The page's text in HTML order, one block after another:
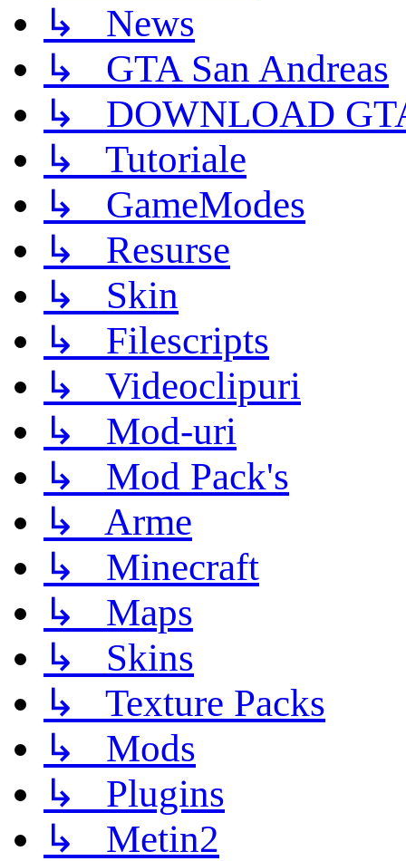
↳ News
↳ GTA San Andreas
↳ DOWNLOAD
↳ Tutoriale
↳ GameModes
↳ Resurse
↳ Skin
↳ Filescripts
↳ Videoclipuri
↳ Mod-uri
↳ Mod Pack's
↳ Arme
↳ Minecraft
↳ Maps
↳ Skins
↳ Texture Packs
↳ Mods
↳ Plugins
↳ Metin2